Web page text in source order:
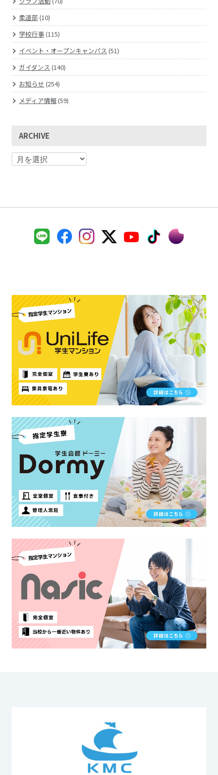
柔道部 (10)
学校行事(115)
イベント・オープンキャンパス (51)
ガイダンス (140)
お知らせ (254)
メディア情報(59)
ARCHIVE